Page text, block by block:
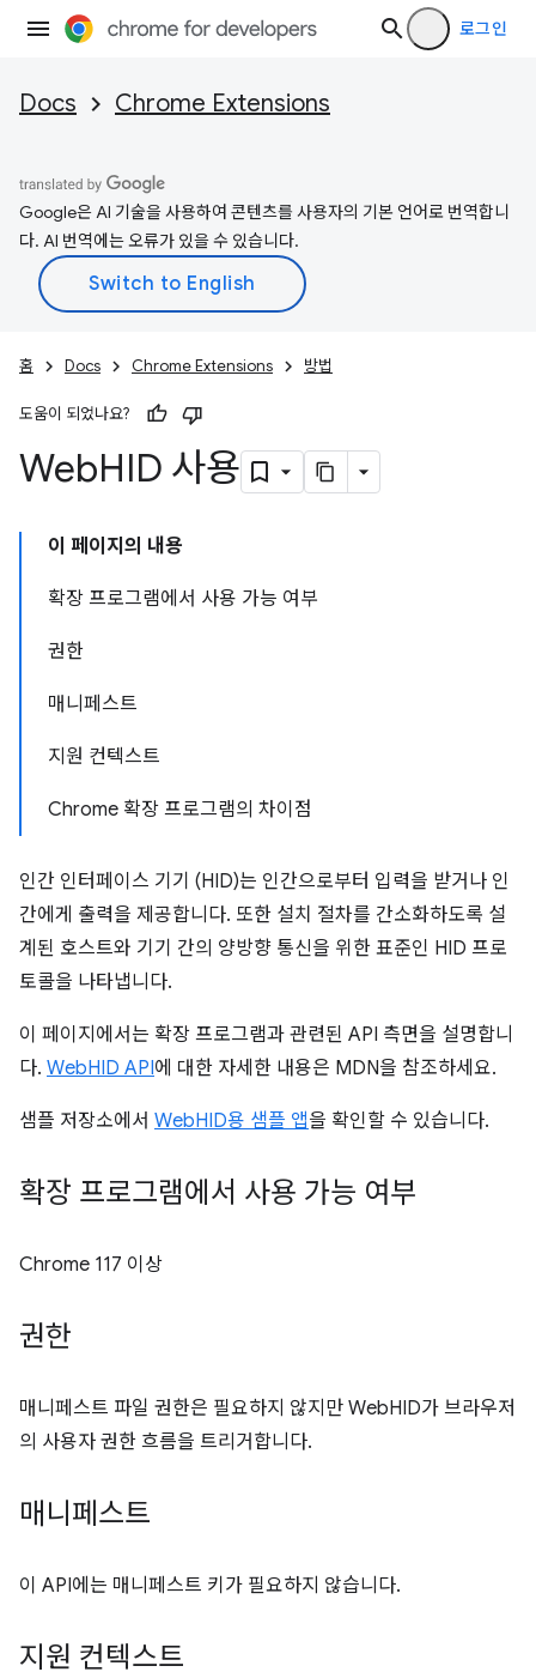
로그인
Docs Chrome Extensions
Google은 AI 기술을 사용하여 콘텐츠를 사용자의 기본 언어로 번역합니
다. AI 번역에는 오류가 있을 수 있습니다.
홈 Docs Chrome Extensions 방법
도움이 되었나요?
WebHID 사용
이 페이지의 내용
확장 프로그램에서 사용 가능 여부
권한
매니페스트
지원 컨텍스트
Chrome 확장 프로그램의 차이점
인간 인터페이스 기기 (HID)는 인간으로부터 입력을 받거나 인
간에게 출력을 제공합니다. 또한 설치 절차를 간소화하도록 설
계된 호스트와 기기 간의 양방향 통신을 위한 표준인 HID 프로
토콜을 나타냅니다.
이 페이지에서는 확장 프로그램과 관련된 API 측면을 설명합니
다. WebHID API에 대한 자세한 내용은 MDN을 참조하세요.
샘플 저장소에서 WebHID용 샘플 앱을 확인할 수 있습니다.
확장 프로그램에서 사용 가능 여부
Chrome 117 이상
권한
매니페스트 파일 권한은 필요하지 않지만 WebHID가 브라우저
의 사용자 권한 흐름을 트리거합니다.
매니페스트
이 API에는 매니페스트 키가 필요하지 않습니다.
지원 컨텍스트